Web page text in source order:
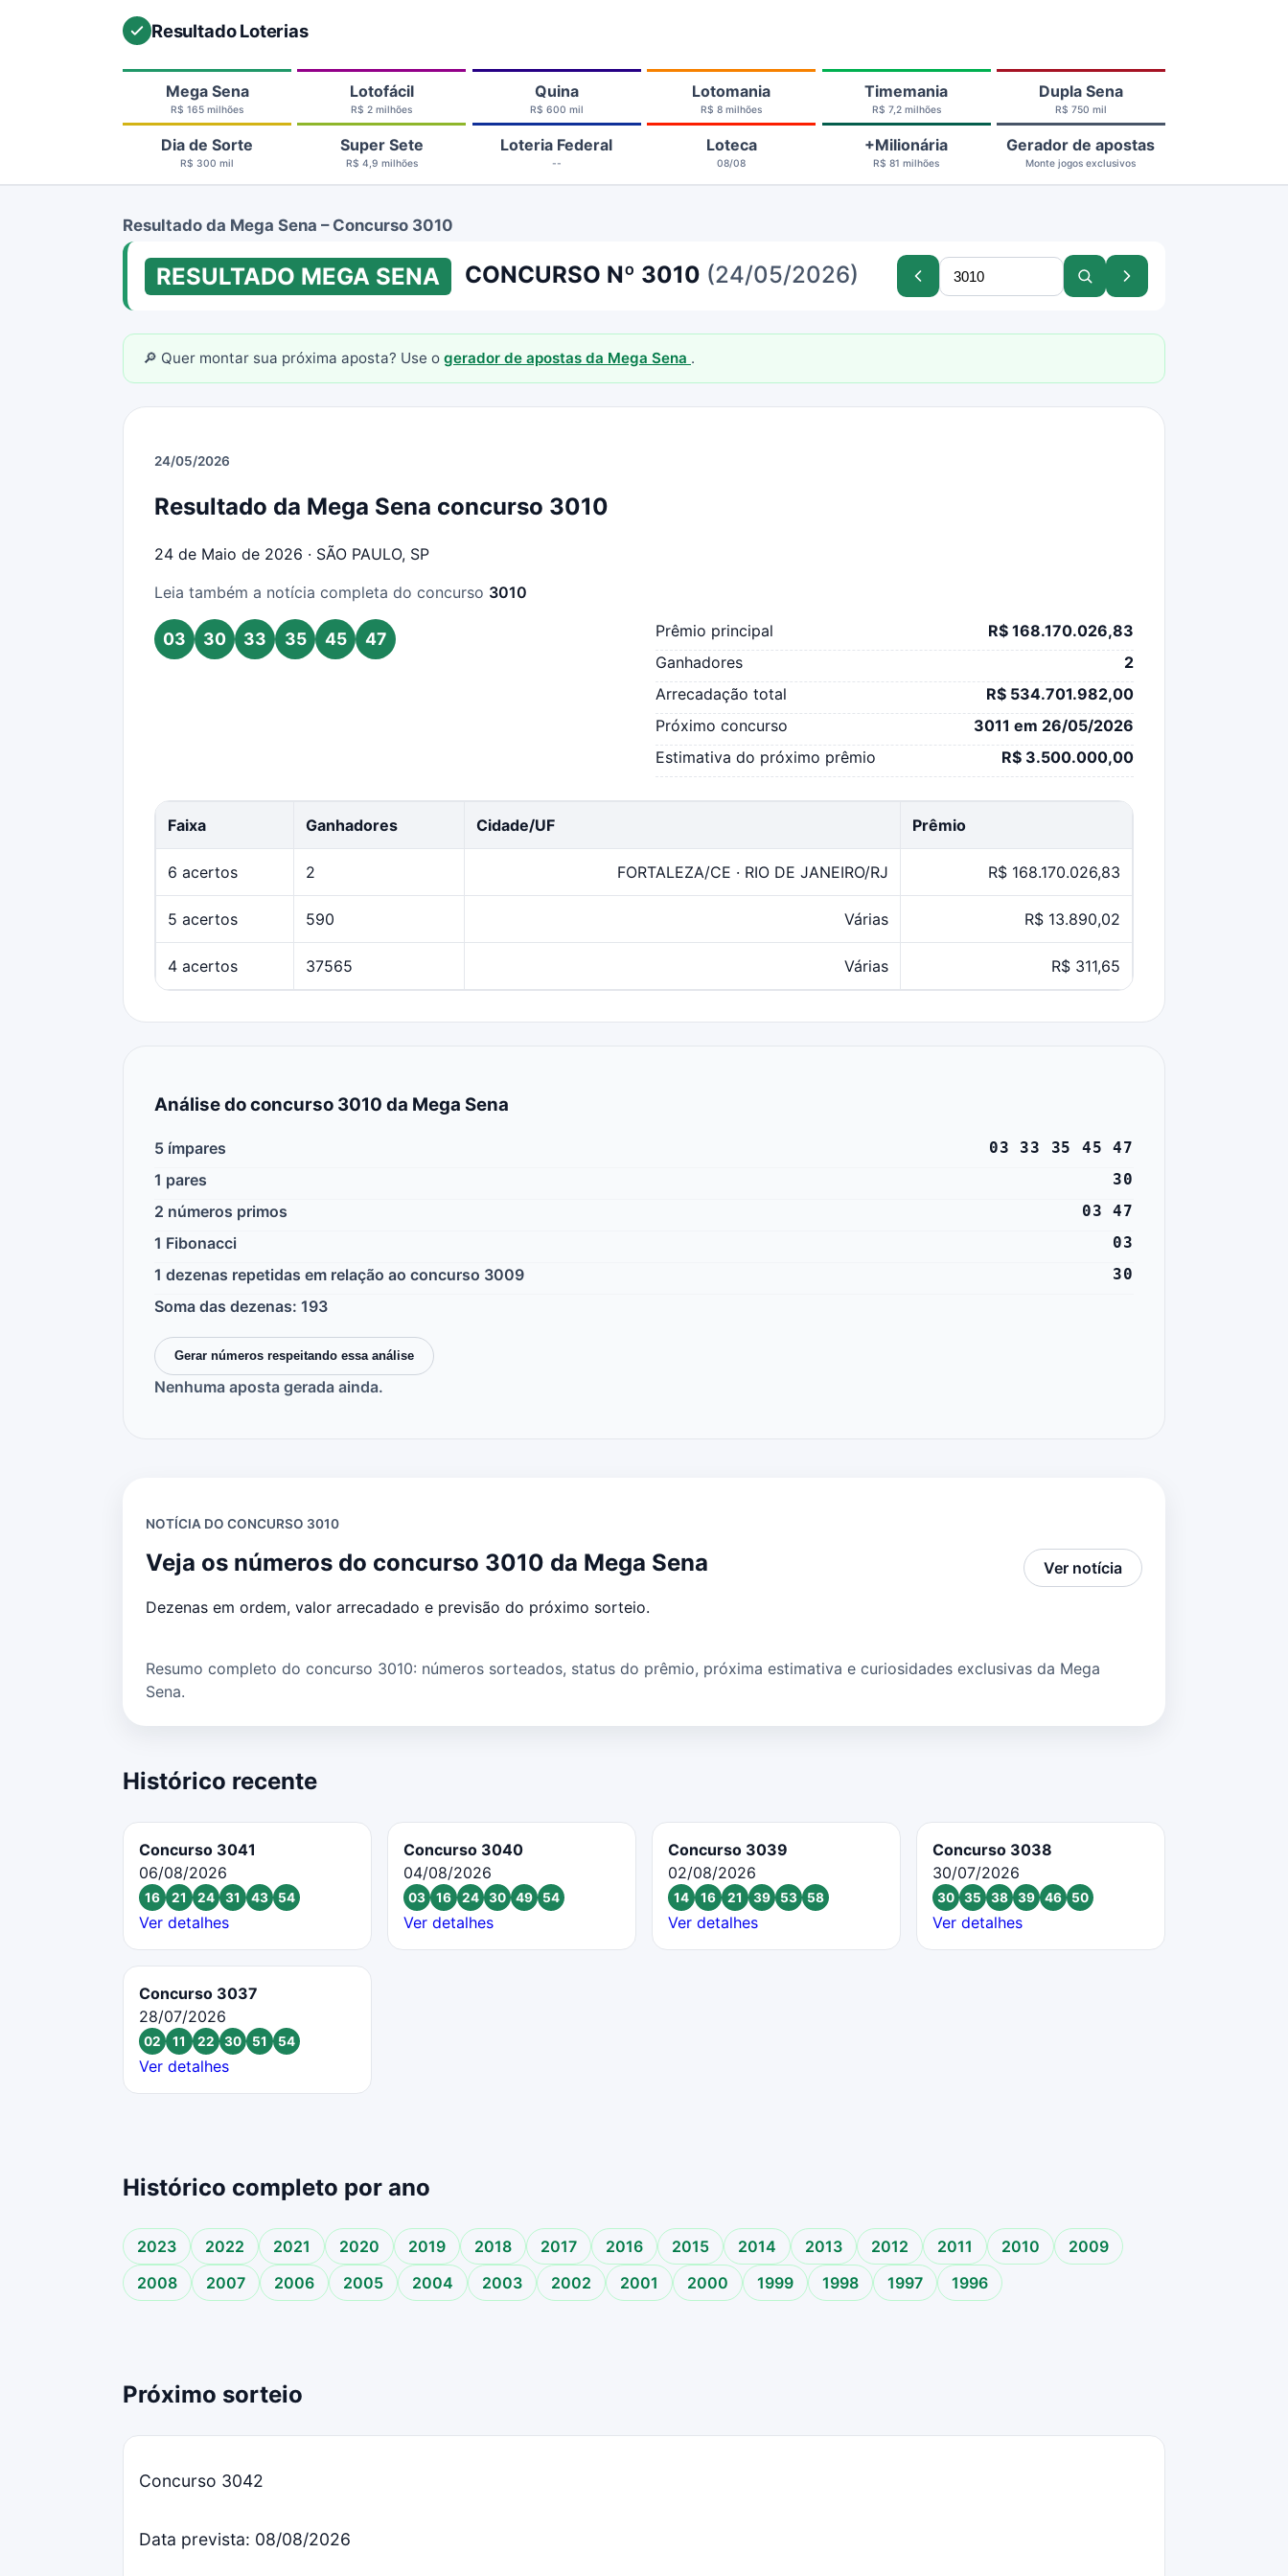
Resultado Loterias
Mega Sena
R$ 165 milhões
Lotofácil
R$ 2 milhões
Quina
R$ 600 mil
Lotomania
R$ 8 milhões
Timemania
R$ 7,2 milhões
Dupla Sena
R$ 750 mil
Dia de Sorte
R$ 300 mil
Super Sete
R$ 4,9 milhões
Loteria Federal
--
Loteca
08/08
+Milionária
R$ 81 milhões
Gerador de apostas
Monte jogos exclusivos
Resultado da Mega Sena – Concurso 3010
RESULTADO MEGA SENA CONCURSO Nº 3010 (24/05/2026)
Concurso
Buscar
Buscar
concurso
Próximo
🔎 Quer montar sua próxima aposta? Use o gerador de apostas da Mega Sena .
24/05/2026
Resultado da Mega Sena concurso 3010
24 de Maio de 2026 · SÃO PAULO, SP
Leia também a notícia completa do concurso 3010
03 30 33 35 45 47 Prêmio principal
R$ 168.170.026,83
Ganhadores
2
Arrecadação total
R$ 534.701.982,00
Próximo concurso
3011 em 26/05/2026
Estimativa do próximo prêmio
R$ 3.500.000,00
Faixa Ganhadores Cidade/UF Prêmio
6 acertos 2 FORTALEZA/CE · RIO DE JANEIRO/RJ R$ 168.170.026,83
5 acertos 590 Várias R$ 13.890,02
4 acertos 37565 Várias R$ 311,65
Análise do concurso 3010 da Mega Sena
5 ímpares 03 33 35 45 47
1 pares 30
2 números primos 03 47
1 Fibonacci 03
1 dezenas repetidas em relação ao concurso 3009 30
Soma das dezenas: 193
Gerar números respeitando essa análise
Nenhuma aposta gerada ainda.
NOTÍCIA DO CONCURSO 3010
Veja os números do concurso 3010 da Mega Sena
Dezenas em ordem, valor arrecadado e previsão do próximo sorteio.
Ver notícia
Resumo completo do concurso 3010: números sorteados, status do prêmio, próxima estimativa e curiosidades exclusivas da Mega
Sena.
Histórico recente
Concurso 3041
06/08/2026
16 21 24 31 43 54
Ver detalhes
Concurso 3040
04/08/2026
03 16 24 30 49 54
Ver detalhes
Concurso 3039
02/08/2026
14 16 21 39 53 58
Ver detalhes
Concurso 3038
30/07/2026
30 35 38 39 46 50
Ver detalhes
Concurso 3037
28/07/2026
02 11 22 30 51 54
Ver detalhes
Histórico completo por ano
2023 2022 2021 2020 2019 2018 2017 2016 2015 2014 2013 2012 2011 2010
2009
2008
2007 2006 2005 2004 2003 2002 2001 2000 1999 1998 1997 1996
Próximo sorteio
Concurso 3042
Data prevista: 08/08/2026